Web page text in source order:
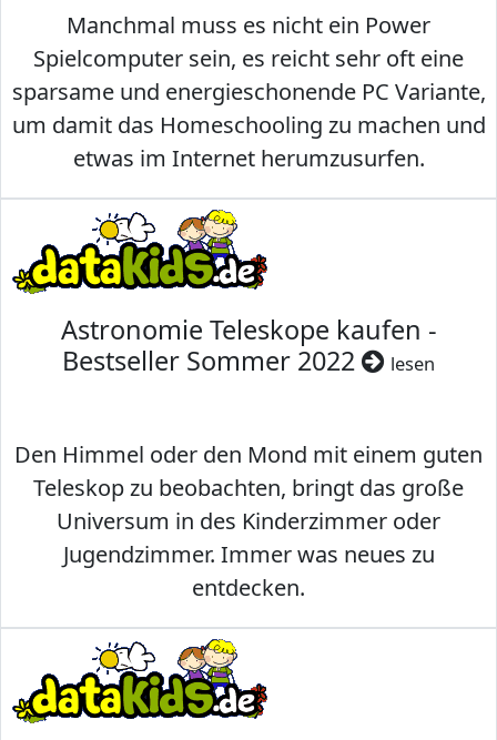
Manchmal muss es nicht ein Power
Spielcomputer sein, es reicht sehr oft eine
sparsame und energieschonende PC Variante,
um damit das Homeschooling zu machen und
etwas im Internet herumzusurfen.
Astronomie Teleskope kaufen -
Bestseller Sommer 2022
lesen
Den Himmel oder den Mond mit einem guten
Teleskop zu beobachten, bringt das große
Universum in des Kinderzimmer oder
Jugendzimmer. Immer was neues zu
entdecken.